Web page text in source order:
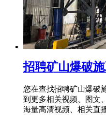
招聘矿山爆破
您在查找招聘矿山爆破
到更多相关视频、图文
海量高清视频、相关直